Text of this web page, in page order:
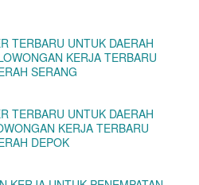
TERBARU UNTUK DAERAH
KERJA TERBARU
SERANG
TERBARU UNTUK DAERAH
KERJA TERBARU
DEPOK